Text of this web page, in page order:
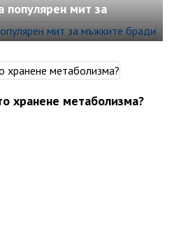
популярен мит за
хранене метаболизма?